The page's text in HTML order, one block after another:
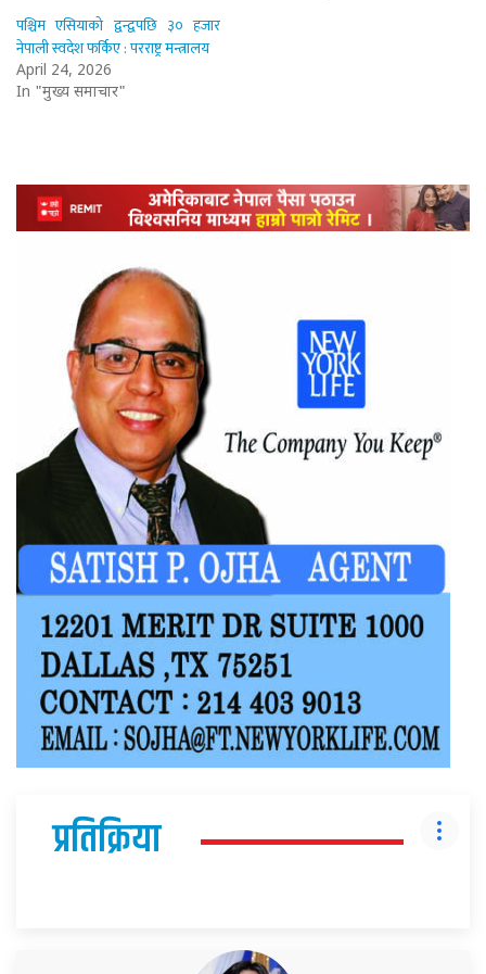
पश्चिम एसियाको द्वन्द्वपछि ३० हजार
नेपाली स्वदेश फर्किए : परराष्ट्र मन्त्रालय
April 24, 2026
In "मुख्य समाचार"
प्रतिक्रिया